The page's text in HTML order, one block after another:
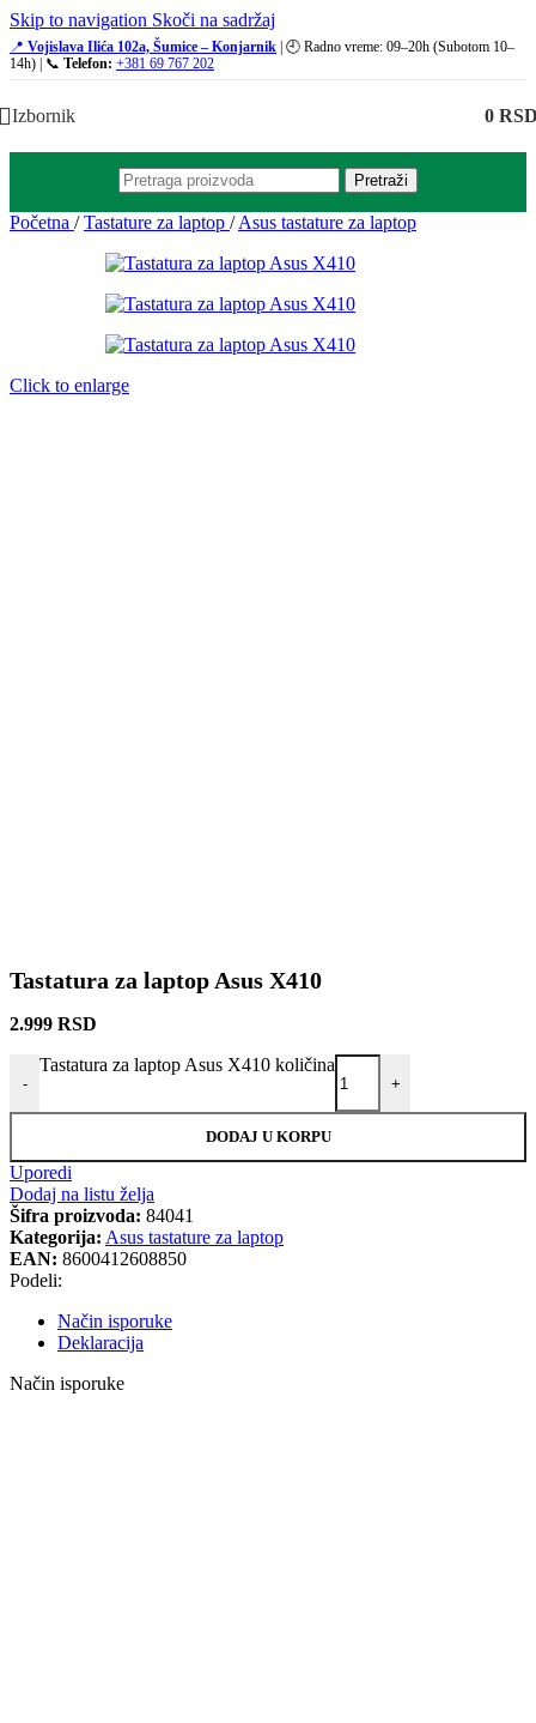
Skip to navigation Skoči na sadržaj
📍 Vojislava Ilića 102a, Šumice – Konjarnik | 🕘 Radno vreme: 09–20h (Subotom 10–
14h) | 📞 Telefon: +381 69 767 202
Izbornik 0
Pretraži
Početna / Tastature za laptop / Asus tastature za laptop
Click to enlarge
Tastatura za laptop Asus X410
2.999 RSD
-
Tastatura za laptop Asus X410 količina
+
DODAJ U KORPU
Uporedi
Dodaj na listu želja
Šifra proizvoda: 84041
Kategorija: Asus tastature za laptop
EAN: 8600412608850
Podeli:
Način isporuke
Deklaracija
Način isporuke